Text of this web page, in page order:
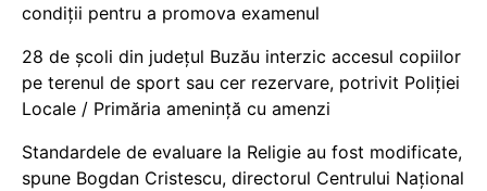
condiții pentru a promova examenul
28 de școli din județul Buzău interzic accesul copiilor
pe terenul de sport sau cer rezervare, potrivit Poliției
Locale / Primăria amenință cu amenzi
Standardele de evaluare la Religie au fost modificate,
spune Bogdan Cristescu, directorul Centrului Național